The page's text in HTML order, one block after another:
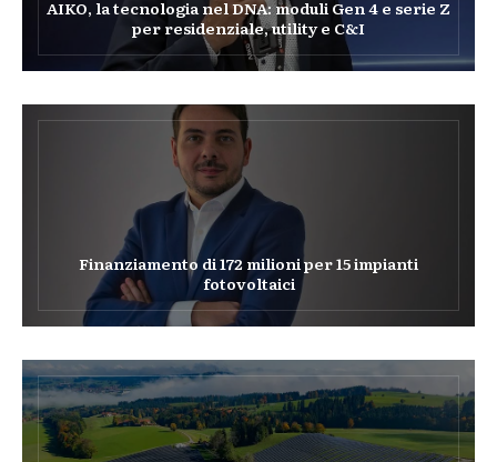
AIKO, la tecnologia nel DNA: moduli Gen 4 e serie Z
per residenziale, utility e C&I
Finanziamento di 172 milioni per 15 impianti
fotovoltaici